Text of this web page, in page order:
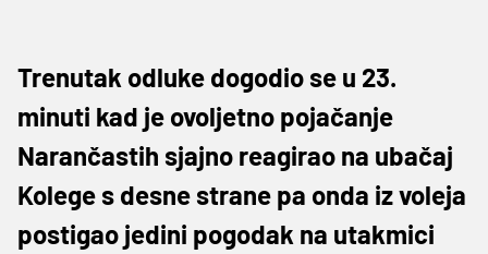
Trenutak odluke dogodio se u 23.
minuti kad je ovoljetno pojačanje
Narančastih sjajno reagirao na ubačaj
Kolege s desne strane pa onda iz voleja
postigao jedini pogodak na utakmici